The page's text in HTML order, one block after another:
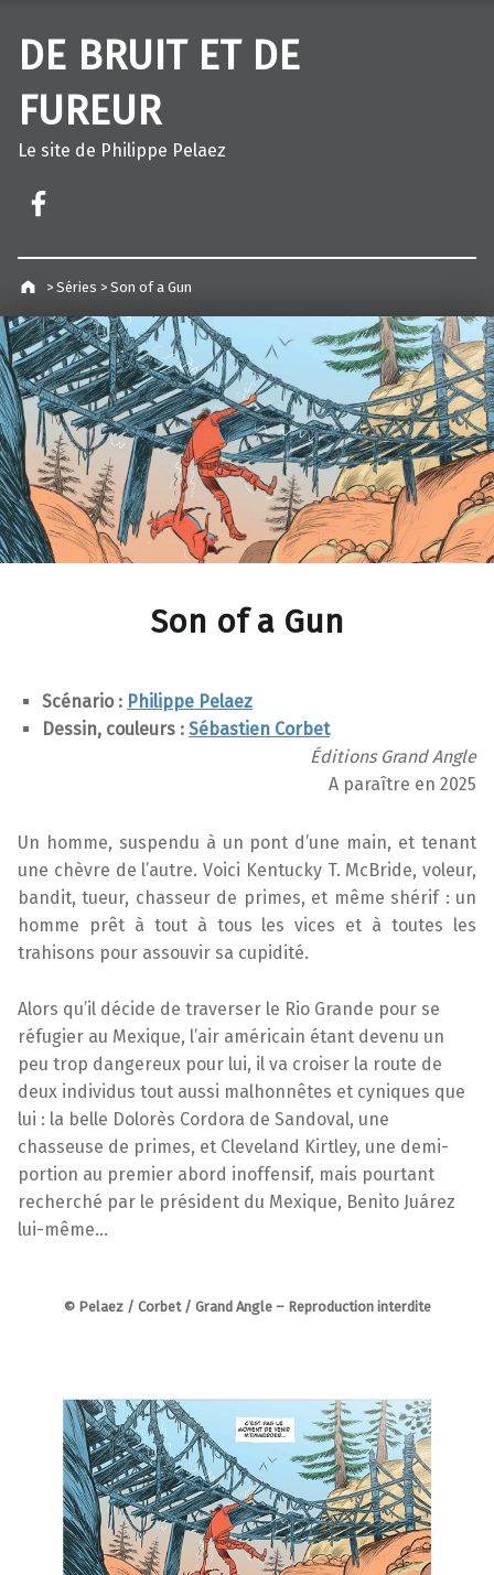
DE BRUIT ET DE
FUREUR
Le site de Philippe Pelaez
> Séries > Son of a Gun
Son of a Gun
Scénario : Philippe Pelaez
Dessin, couleurs : Sébastien Corbet
Éditions Grand Angle
A paraître en 2025
Un homme, suspendu à un pont d’une main, et tenant
une chèvre de l’autre. Voici Kentucky T. McBride, voleur,
bandit, tueur, chasseur de primes, et même shérif : un
homme prêt à tout à tous les vices et à toutes les
trahisons pour assouvir sa cupidité.
Alors qu’il décide de traverser le Rio Grande pour se
réfugier au Mexique, l’air américain étant devenu un
peu trop dangereux pour lui, il va croiser la route de
deux individus tout aussi malhonnêtes et cyniques que
lui : la belle Dolorès Cordora de Sandoval, une
chasseuse de primes, et Cleveland Kirtley, une demi-
portion au premier abord inoffensif, mais pourtant
recherché par le président du Mexique, Benito Juárez
lui-même…
© Pelaez / Corbet / Grand Angle – Reproduction interdite